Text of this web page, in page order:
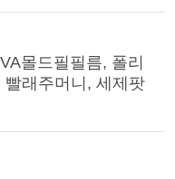
몰드필필름, 폴리
빨래주머니, 세제팟